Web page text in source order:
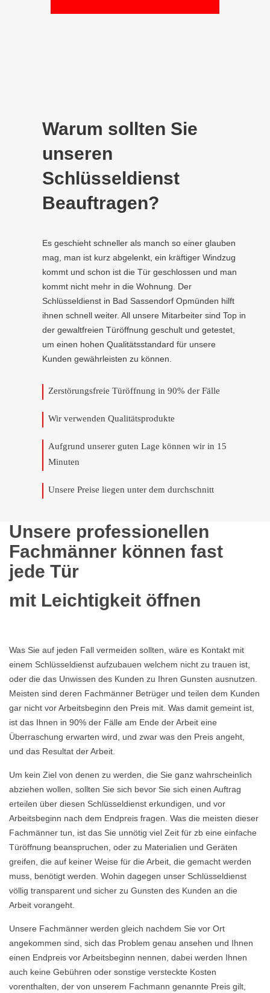
Warum sollten Sie
unseren
Schlüsseldienst
Beauftragen?
Es geschieht schneller als manch so einer glauben
mag, man ist kurz abgelenkt, ein kräftiger Windzug
kommt und schon ist die Tür geschlossen und man
kommt nicht mehr in die Wohnung. Der
Schlüsseldienst in Bad Sassendorf Opmünden hilft
ihnen schnell weiter. All unsere Mitarbeiter sind Top in
der gewaltfreien Türöffnung geschult und getestet,
um einen hohen Qualitätsstandard für unsere
Kunden gewährleisten zu können.
Zerstörungsfreie Türöffnung in 90% der Fälle
Wir verwenden Qualitätsprodukte
Aufgrund unserer guten Lage können wir in 15
Minuten
Unsere Preise liegen unter dem durchschnitt
Unsere professionellen
Fachmänner können fast
jede Tür
mit Leichtigkeit öffnen
Was Sie auf jeden Fall vermeiden sollten, wäre es Kontakt mit
einem Schlüsseldienst aufzubauen welchem nicht zu trauen ist,
oder die das Unwissen des Kunden zu Ihren Gunsten ausnutzen.
Meisten sind deren Fachmänner Betrüger und teilen dem Kunden
gar nicht vor Arbeitsbeginn den Preis mit. Was damit gemeint ist,
ist das Ihnen in 90% der Fälle am Ende der Arbeit eine
Überraschung erwarten wird, und zwar was den Preis angeht,
und das Resultat der Arbeit.
Um kein Ziel von denen zu werden, die Sie ganz wahrscheinlich
abziehen wollen, sollten Sie sich bevor Sie sich einen Auftrag
erteilen über diesen Schlüsseldienst erkundigen, und vor
Arbeitsbeginn nach dem Endpreis fragen. Was die meisten dieser
Fachmänner tun, ist das Sie unnötig viel Zeit für zb eine einfache
Türöffnung beanspruchen, oder zu Materialien und Geräten
greifen, die auf keiner Weise für die Arbeit, die gemacht werden
muss, benötigt werden. Wohin dagegen unser Schlüsseldienst
völlig transparent und sicher zu Gunsten des Kunden an die
Arbeit vorangeht.
Unsere Fachmänner werden gleich nachdem Sie vor Ort
angekommen sind, sich das Problem genau ansehen und Ihnen
einen Endpreis vor Arbeitsbeginn nennen, dabei werden Ihnen
auch keine Gebühren oder sonstige versteckte Kosten
vorenthalten, der von unserem Fachmann genannte Preis gilt,